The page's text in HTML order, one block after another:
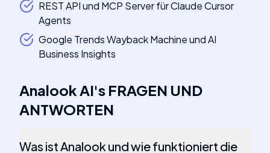
REST API und MCP Server für Claude Cursor
Agents
Google Trends Wayback Machine und AI
Business Insights
Analook AI's FRAGEN UND
ANTWORTEN
Was ist Analook und wie funktioniert die